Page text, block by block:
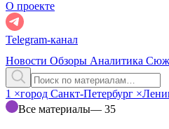
О проекте
Telegram-канал
Новости Обзоры Аналитика
1 ×город Санкт-Петербург ×
Все материалы— 35